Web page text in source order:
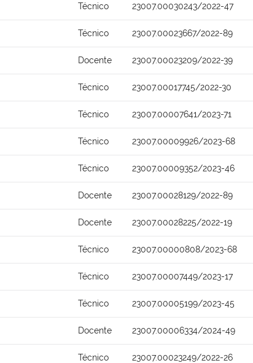
Técnico 23007.00030243/2022-47
Técnico 23007.00023667/2022-89
Docente 23007.00023209/2022-39
Técnico 23007.00017745/2022-30
Técnico 23007.00007641/2023-71
Técnico 23007.00009926/2023-68
Técnico 23007.00009352/2023-46
Docente 23007.00028129/2022-89
Docente 23007.00028225/2022-19
Técnico 23007.00000808/2023-68
Técnico 23007.00007449/2023-17
Técnico 23007.00005199/2023-45
Docente 23007.00006334/2024-49
Técnico 23007.00023249/2022-26